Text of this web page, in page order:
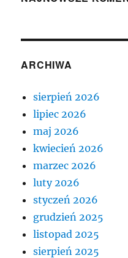
ARCHIWA
sierpień 2026
lipiec 2026
maj 2026
kwiecień 2026
marzec 2026
luty 2026
styczeń 2026
grudzień 2025
listopad 2025
sierpień 2025